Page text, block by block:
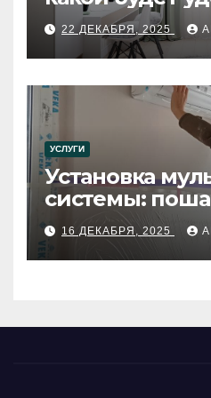
22 ДЕКАБРЯ, 2025
УСЛУГИ
Установка
системы:
руководство
16 ДЕКАБРЯ, 2025